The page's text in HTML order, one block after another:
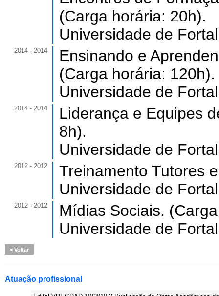
(Carga horária: 20h).
Universidade de
2014 - 2014
Ensinando e
(Carga horária: 120h).
Universidade de
2014 - 2014
Liderança e Equipes
8h).
Universidade de
2012 - 2012
Treinamento Tutores
Universidade de
2012 - 2012
Mídias Sociais.
Universidade de
Voltar
Atuação profissional